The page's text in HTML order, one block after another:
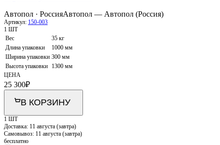
Автопол · РоссияАвтопол — Автопол (Россия)
Артикул: 150-003
1 ШТ
Вес
35 кг
Длина упаковки
1000 мм
Ширина упаковки 300 мм
Высота упаковки
1300 мм
ЦЕНА
25 300₽
В КОРЗИНУ
1 ШТ
Доставка: 11 августа (завтра)
Самовывоз: 11 августа (завтра)
бесплатно